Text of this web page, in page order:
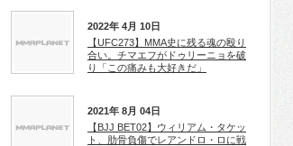
2022年 4月 10日
【UFC273】MMA史に残る魂の殴り
合い。チマエフがドゥリーニョを破
り「この痛みも大好きだ」
2021年 8月 04日
【BJJ BET02】ウィリアム・タケッ
ト、肋骨負傷でレアンドロ・ロに戦